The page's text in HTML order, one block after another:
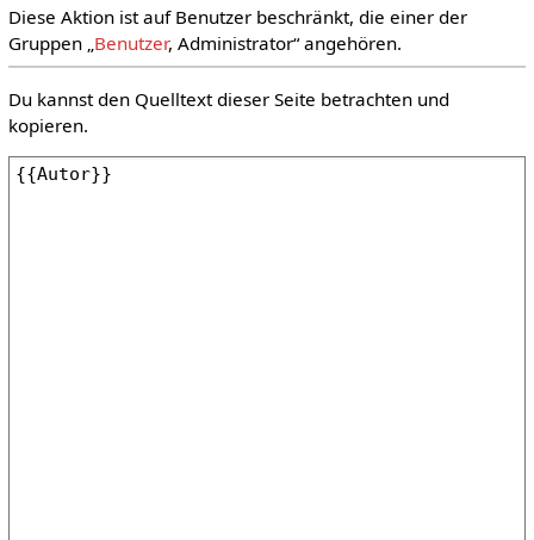
Diese Aktion ist auf Benutzer beschränkt, die einer der
Gruppen „Benutzer, Administrator“ angehören.
Du kannst den Quelltext dieser Seite betrachten und
kopieren.